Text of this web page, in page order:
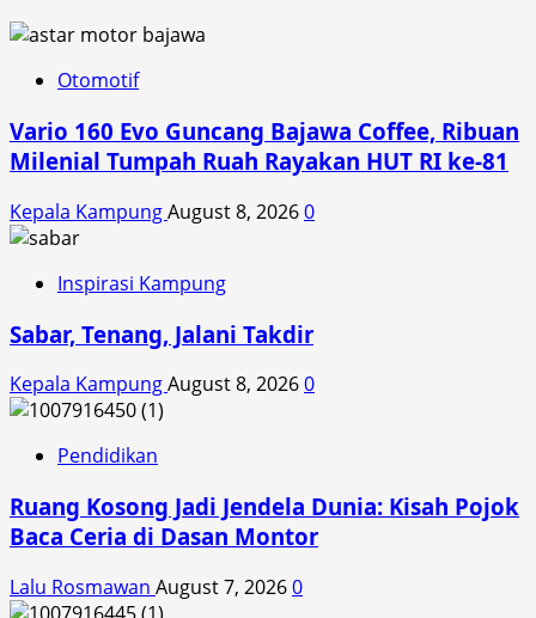
Otomotif
Vario 160 Evo Guncang Bajawa Coffee, Ribuan
Milenial Tumpah Ruah Rayakan HUT RI ke-81
Kepala KampungAugust 8, 20260
Inspirasi Kampung
Sabar, Tenang, Jalani Takdir
Kepala KampungAugust 8, 20260
Pendidikan
Ruang Kosong Jadi Jendela Dunia: Kisah Pojok
Baca Ceria di Dasan Montor
Lalu Rosmawan August 7, 20260